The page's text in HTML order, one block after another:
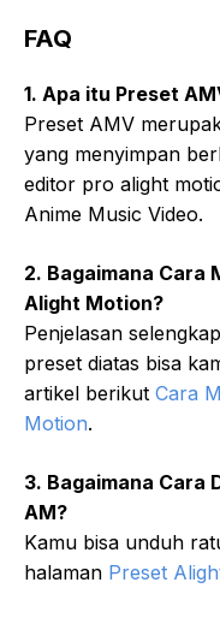
FAQ
1. Apa itu Preset
Preset AMV
yang menyimpan
editor pro alight
Anime Music Video.
2. Bagaimana Cara
Alight Motion?
Penjelasan
preset diatas bisa
artikel berikut Cara
Motion.
3. Bagaimana Cara
AM?
Kamu bisa unduh
halaman Preset